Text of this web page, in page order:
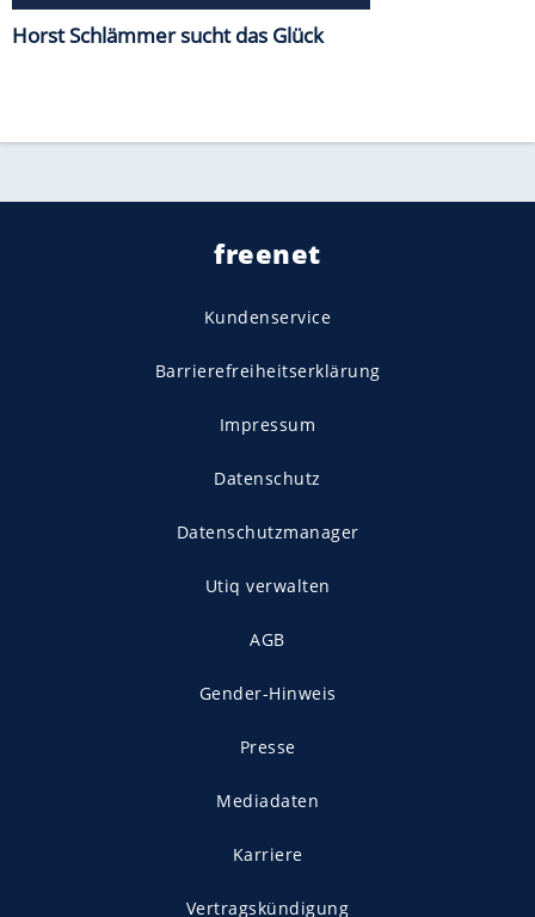
Horst Schlämmer sucht das Glück
freenet
Kundenservice
Barrierefreiheitserklärung
Impressum
Datenschutz
Datenschutzmanager
Utiq verwalten
AGB
Gender-Hinweis
Presse
Mediadaten
Karriere
Vertragskündigung